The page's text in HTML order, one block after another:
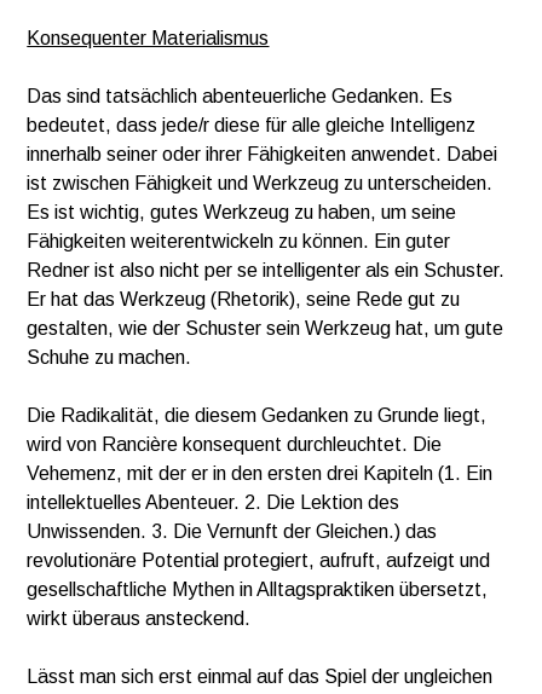
Konsequenter Materialismus
Das sind tatsächlich abenteuerliche Gedanken. Es
bedeutet, dass jede/r diese für alle gleiche Intelligenz
innerhalb seiner oder ihrer Fähigkeiten anwendet. Dabei
ist zwischen Fähigkeit und Werkzeug zu unterscheiden.
Es ist wichtig, gutes Werkzeug zu haben, um seine
Fähigkeiten weiterentwickeln zu können. Ein guter
Redner ist also nicht per se intelligenter als ein Schuster.
Er hat das Werkzeug (Rhetorik), seine Rede gut zu
gestalten, wie der Schuster sein Werkzeug hat, um gute
Schuhe zu machen.
Die Radikalität, die diesem Gedanken zu Grunde liegt,
wird von Rancière konsequent durchleuchtet. Die
Vehemenz, mit der er in den ersten drei Kapiteln (1. Ein
intellektuelles Abenteuer. 2. Die Lektion des
Unwissenden. 3. Die Vernunft der Gleichen.) das
revolutionäre Potential protegiert, aufruft, aufzeigt und
gesellschaftliche Mythen in Alltagspraktiken übersetzt,
wirkt überaus ansteckend.
Lässt man sich erst einmal auf das Spiel der ungleichen